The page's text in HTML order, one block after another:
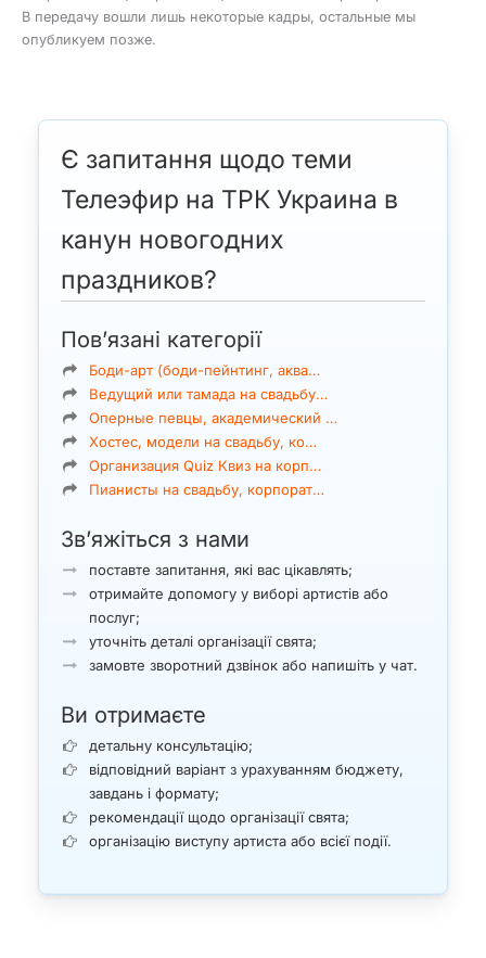
В передачу вошли лишь некоторые кадры, остальные мы
опубликуем позже.
Є запитання щодо теми
Телеэфир на ТРК Украина в
канун новогодних
праздников?
Пов’язані категорії
Боди-арт (боди-пейнтинг, аква…
Ведущий или тамада на свадьбу…
Оперные певцы, академический …
Хостес, модели на свадьбу, ко…
Организация Quiz Квиз на корп…
Пианисты на свадьбу, корпорат…
Зв’яжіться з нами
поставте запитання, які вас цікавлять;
отримайте допомогу у виборі артистів або
послуг;
уточніть деталі організації свята;
замовте зворотний дзвінок або напишіть у чат.
Ви отримаєте
детальну консультацію;
відповідний варіант з урахуванням бюджету,
завдань і формату;
рекомендації щодо організації свята;
організацію виступу артиста або всієї події.